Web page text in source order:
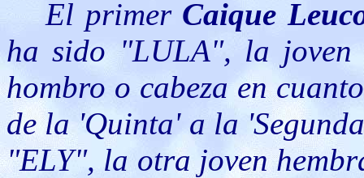
El primer Caique
ha sido "LULA", la joven
hombro o cabeza en
de la 'Quinta' a la
"ELY", la otra joven